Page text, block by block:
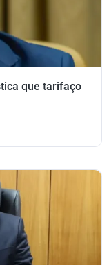
que tarifaço